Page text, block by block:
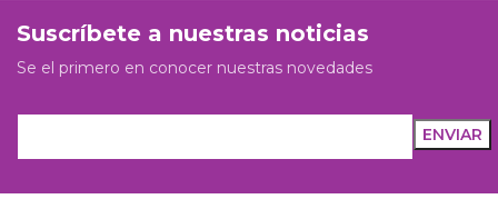
Suscríbete a nuestras noticias
Se el primero en conocer nuestras novedades